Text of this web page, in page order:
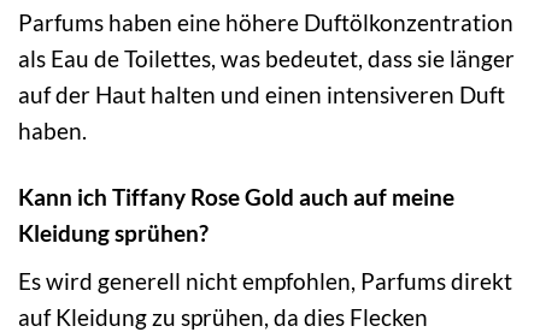
Parfums haben eine höhere Duftölkonzentration
als Eau de Toilettes, was bedeutet, dass sie länger
auf der Haut halten und einen intensiveren Duft
haben.
Kann ich Tiffany Rose Gold auch auf meine
Kleidung sprühen?
Es wird generell nicht empfohlen, Parfums direkt
auf Kleidung zu sprühen, da dies Flecken